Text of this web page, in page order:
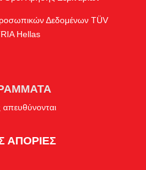
Δεδομένων TÜV
Hellas
απευθύνονται
ΑΠΟΡΙΕΣ